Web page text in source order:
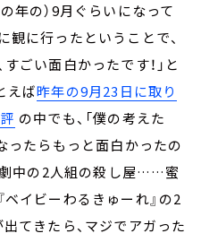
年の）9月ぐらいになって
観に行ったということで、
ごい面白かったです！」と
えば昨年の9月23日に取り
の中でも、「僕の考えた
ったらもっと面白かったの
劇中の2人組の殺し屋……蜜
ベイビーわるきゅーれ』の2
てきたら、マジでアガった